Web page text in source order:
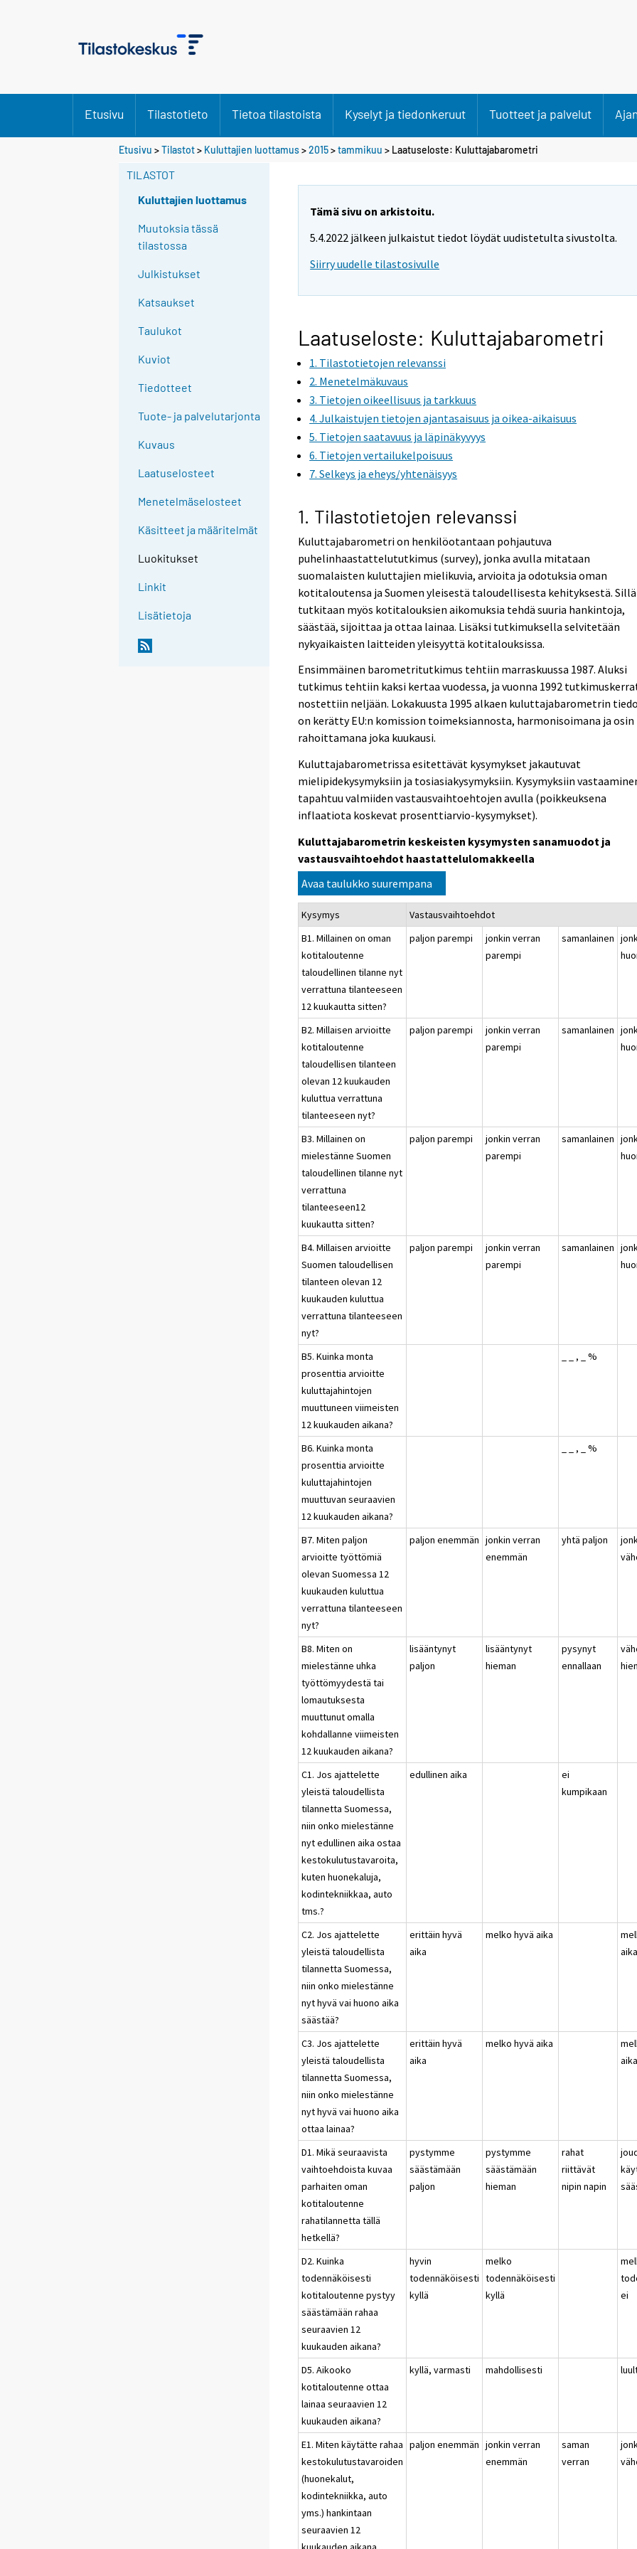
Etusivu Tilastotieto Tietoa tilastoista Kyselyt ja tiedonkeruut Tuotteet ja palvelut
Etusivu >Tilastot> Kuluttajien luottamus>2015>tammikuu > Laatuseloste: Kuluttajabarometri
TILASTOT
Kuluttajien luottamus
Muutoksia tässä
tilastossa
Julkistukset
Katsaukset
Taulukot
Kuviot
Tiedotteet
Tuote- ja palvelutarjonta
Kuvaus
Laatuselosteet
Menetelmäselosteet
Käsitteet ja määritelmät
Luokitukset
Linkit
Lisätietoja
Tämä sivu on arkistoitu.
5.4.2022 jälkeen julkaistut tiedot löydät uudistetulta sivustolta.
Siirry uudelle tilastosivulle
Laatuseloste: Kuluttajabarometri
1. Tilastotietojen relevanssi
2. Menetelmäkuvaus
3. Tietojen oikeellisuus ja tarkkuus
4. Julkaistujen tietojen ajantasaisuus ja oikea-aikaisuus
5. Tietojen saatavuus ja läpinäkyvyys
6. Tietojen vertailukelpoisuus
7. Selkeys ja eheys/yhtenäisyys
1. Tilastotietojen relevanssi
Kuluttajabarometri on henkilöotantaan pohjautuva
puhelinhaastattelututkimus (survey), jonka avulla mitataan
suomalaisten kuluttajien mielikuvia, arvioita ja odotuksia oman
kotitaloutensa ja Suomen yleisestä taloudellisesta kehityksestä. Sillä
tutkitaan myös kotitalouksien aikomuksia tehdä suuria hankintoja,
säästää, sijoittaa ja ottaa lainaa. Lisäksi tutkimuksella selvitetään
nykyaikaisten laitteiden yleisyyttä kotitalouksissa.
Ensimmäinen barometritutkimus tehtiin marraskuussa 1987. Aluksi
tutkimus tehtiin kaksi kertaa vuodessa, ja vuonna 1992
nostettiin neljään. Lokakuusta 1995 alkaen kuluttajabarometrin
on kerätty EU:n komission toimeksiannosta, harmonisoimana ja osin
rahoittamana joka kuukausi.
Kuluttajabarometrissa esitettävät kysymykset jakautuvat
mielipidekysymyksiin ja tosiasiakysymyksiin. Kysymyksiin
tapahtuu valmiiden vastausvaihtoehtojen avulla (poikkeuksena
inflaatiota koskevat prosenttiarvio-kysymykset).
Kuluttajabarometrin keskeisten kysymysten sanamuodot ja
vastausvaihtoehdot haastattelulomakkeella
Avaa taulukko suurempana
Kysymys
Vastausvaihtoehdot
B1. Millainen on oman
kotitaloutenne
taloudellinen tilanne nyt
verrattuna tilanteeseen
12 kuukautta sitten?
paljon parempi
jonkin verran
parempi
samanlainen
B2. Millaisen arvioitte
kotitaloutenne
taloudellisen tilanteen
olevan 12 kuukauden
kuluttua verrattuna
tilanteeseen nyt?
paljon parempi
jonkin verran
parempi
samanlainen
B3. Millainen on
mielestänne Suomen
taloudellinen tilanne nyt
verrattuna
tilanteeseen12
kuukautta sitten?
paljon parempi
jonkin verran
parempi
samanlainen
B4. Millaisen arvioitte
Suomen taloudellisen
tilanteen olevan 12
kuukauden kuluttua
verrattuna tilanteeseen
nyt?
paljon parempi
jonkin verran
parempi
samanlainen
B5. Kuinka monta
prosenttia arvioitte
kuluttajahintojen
muuttuneen viimeisten
12 kuukauden aikana?
_ _ , _ %
B6. Kuinka monta
prosenttia arvioitte
kuluttajahintojen
muuttuvan seuraavien
12 kuukauden aikana?
_ _ , _ %
B7. Miten paljon
arvioitte työttömiä
olevan Suomessa 12
kuukauden kuluttua
verrattuna tilanteeseen
nyt?
paljon enemmän jonkin verran
enemmän
yhtä paljon
B8. Miten on
mielestänne uhka
työttömyydestä tai
lomautuksesta
muuttunut omalla
kohdallanne viimeisten
12 kuukauden aikana?
lisääntynyt
paljon
lisääntynyt
hieman
pysynyt
ennallaan
C1. Jos ajattelette
yleistä taloudellista
tilannetta Suomessa,
niin onko mielestänne
nyt edullinen aika ostaa
kestokulutustavaroita,
kuten huonekaluja,
kodintekniikkaa, auto
tms.?
edullinen aika
ei
kumpikaan
C2. Jos ajattelette
yleistä taloudellista
tilannetta Suomessa,
niin onko mielestänne
nyt hyvä vai huono aika
säästää?
erittäin hyvä
aika
melko hyvä aika
aika
C3. Jos ajattelette
yleistä taloudellista
tilannetta Suomessa,
niin onko mielestänne
nyt hyvä vai huono aika
ottaa lainaa?
erittäin hyvä
aika
melko hyvä aika
aika
D1. Mikä seuraavista
vaihtoehdoista kuvaa
parhaiten oman
kotitaloutenne
rahatilannetta tällä
hetkellä?
pystymme
säästämään
paljon
pystymme
säästämään
hieman
rahat
riittävät
nipin napin
D2. Kuinka
todennäköisesti
kotitaloutenne pystyy
säästämään rahaa
seuraavien 12
kuukauden aikana?
hyvin
todennäköisesti
kyllä
melko
todennäköisesti
kyllä
ei
D5. Aikooko
kotitaloutenne ottaa
lainaa seuraavien 12
kuukauden aikana?
kyllä, varmasti mahdollisesti
E1. Miten käytätte rahaa
kestokulutustavaroiden
(huonekalut,
kodintekniikka, auto
yms.) hankintaan
seuraavien 12
paljon enemmän jonkin verran
enemmän
saman
verran
Y